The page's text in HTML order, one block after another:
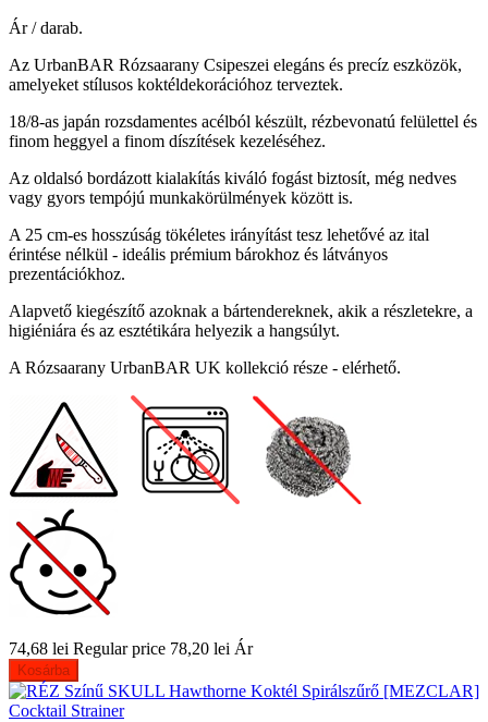
Ár / darab.
Az UrbanBAR Rózsaarany Csipeszei elegáns és precíz eszközök,
amelyeket stílusos koktéldekorációhoz terveztek.
18/8-as japán rozsdamentes acélból készült, rézbevonatú felülettel és
finom heggyel a finom díszítések kezeléséhez.
Az oldalsó bordázott kialakítás kiváló fogást biztosít, még nedves
vagy gyors tempójú munkakörülmények között is.
A 25 cm-es hosszúság tökéletes irányítást tesz lehetővé az ital
érintése nélkül - ideális prémium bárokhoz és látványos
prezentációkhoz.
Alapvető kiegészítő azoknak a bártendereknek, akik a részletekre, a
higiéniára és az esztétikára helyezik a hangsúlyt.
A Rózsaarany UrbanBAR UK kollekció része - elérhető.
74,68 lei Regular price 78,20 lei Ár
Kosárba